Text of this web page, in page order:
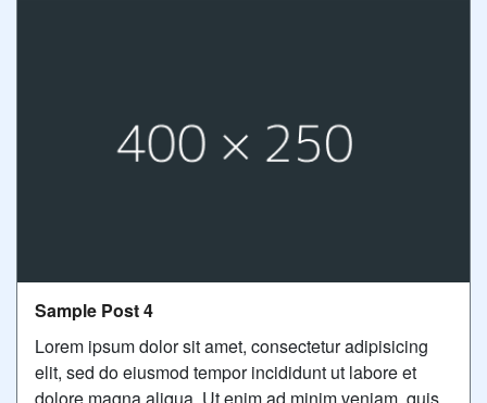
Sample Post 4
Lorem ipsum dolor sit amet, consectetur adipisicing
elit, sed do eiusmod tempor incididunt ut labore et